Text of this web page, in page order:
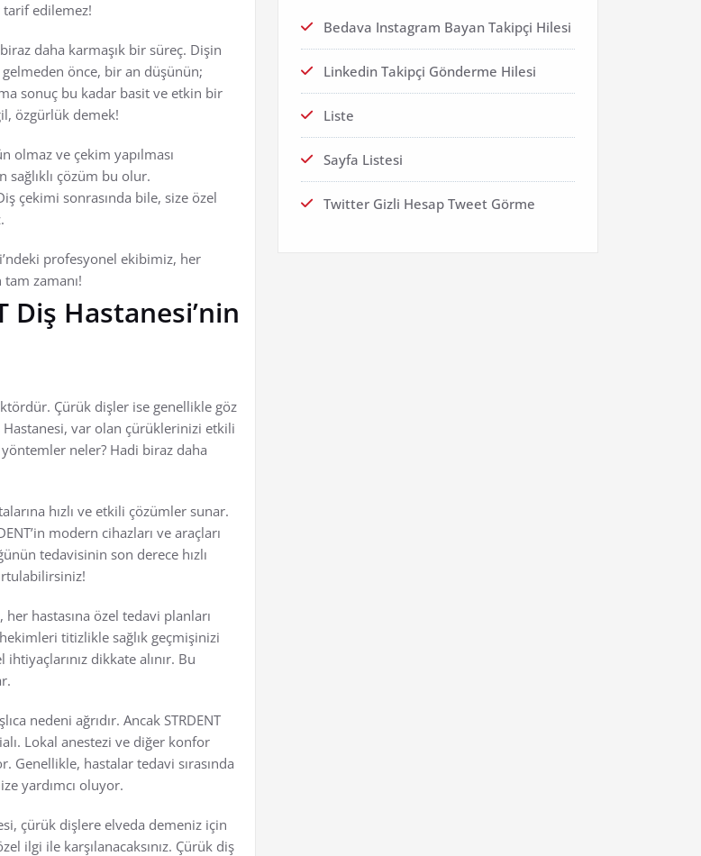
tarif edilemez!
daha karmaşık bir süreç. Dişin
gelmeden önce, bir an düşünün;
sonuç bu kadar basit ve etkin bir
özgürlük demek!
olmaz ve çekim yapılması
sağlıklı çözüm bu olur.
çekimi sonrasında bile, size özel
profesyonel ekibimiz, her
tam zamanı!
Diş Hastanesi’nin
Çürük dişler ise genellikle göz
Hastanesi, var olan çürüklerinizi etkili
neler? Hadi biraz daha
hızlı ve etkili çözümler sunar.
modern cihazları ve araçları
tedavisinin son derece hızlı
her hastasına özel tedavi planları
titizlikle sağlık geçmişinizi
dikkate alınır. Bu
nedeni ağrıdır. Ancak STRDENT
Lokal anestezi ve diğer konfor
Genellikle, hastalar tedavi sırasında
yardımcı oluyor.
çürük dişlere elveda demeniz için
ilgi ile karşılanacaksınız. Çürük diş
Bedava Instagram Bayan Takipçi Hilesi
Linkedin Takipçi Gönderme Hilesi
Liste
Sayfa Listesi
Twitter Gizli Hesap Tweet Görme